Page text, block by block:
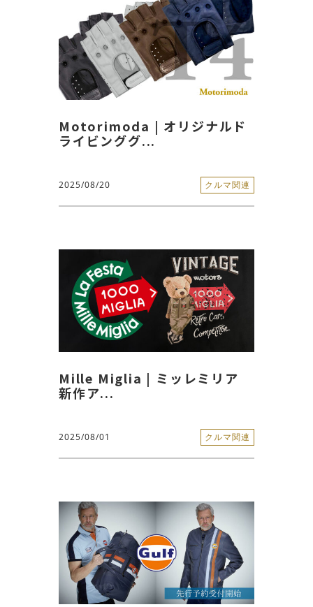
Motorimoda | オリジナルド
ライビンググ...
2025/08/20 クルマ関連
Mille Miglia | ミッレミリア
新作ア...
2025/08/01 クルマ関連